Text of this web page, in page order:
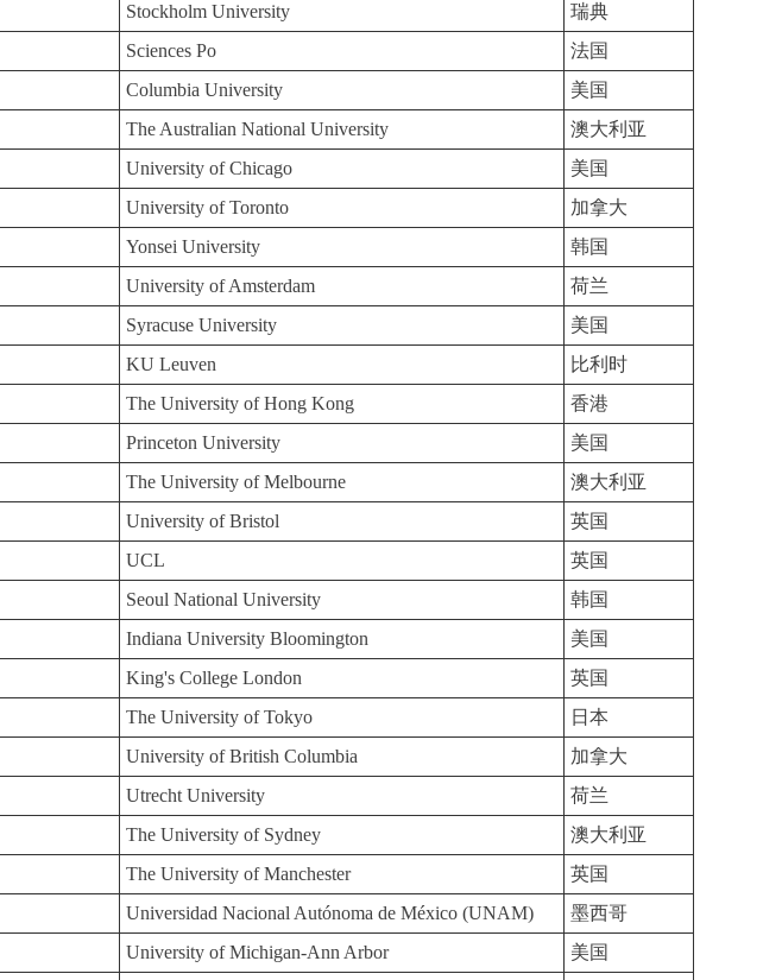
Stockholm University
瑞典
Sciences Po
法国
Columbia University
美国
The Australian National University
澳大利亚
University of Chicago
美国
University of Toronto
加拿大
Yonsei University
韩国
University of Amsterdam
荷兰
Syracuse University
美国
KU Leuven
比利时
The University of Hong Kong
香港
Princeton University
美国
The University of Melbourne
澳大利亚
University of Bristol
英国
UCL
英国
Seoul National University
韩国
Indiana University Bloomington
美国
King's College London
英国
The University of Tokyo
日本
University of British Columbia
加拿大
Utrecht University
荷兰
The University of Sydney
澳大利亚
The University of Manchester
英国
Universidad Nacional Autónoma de México (UNAM)
墨西哥
University of Michigan-Ann Arbor
美国